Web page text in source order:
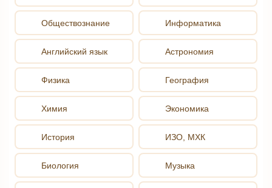
Обществознание
Английский язык
Информатика
Астрономия
Физика
Химия
История
Биология
География
Экономика
ИЗО, МХК
Музыка